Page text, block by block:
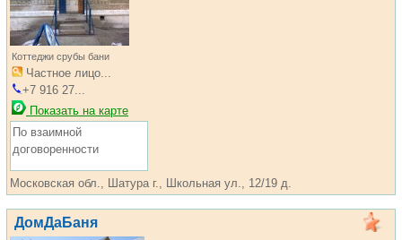
Коттеджи срубы бани
Частное лицо...
+7 916 27...
Показать на карте
По взаимной
договоренности
Московская обл., Шатура г., Школьная ул., 12/19 д.
ДомДаБаня